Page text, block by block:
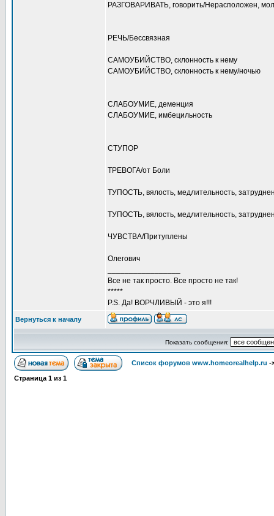
РАЗГОВАРИВАТЬ, говорить/Нерасположен,
РЕЧЬ/Бессвязная
САМОУБИЙСТВО, склонность к нему
САМОУБИЙСТВО, склонность к нему/ночью
СЛАБОУМИЕ, деменция
СЛАБОУМИЕ, имбецильность
СТУПОР
ТРЕВОГА/от Боли
ТУПОСТЬ, вялость, медлительность,
ТУПОСТЬ, вялость, медлительность,
ЧУВСТВА/Притуплены
Олегович
Все не так просто. Все просто не так!
*****
P.S. Да! ВОРЧЛИВЫЙ - это я!!!
Вернуться к началу
Показать сообщения:
Список форумов www.homeorealhelp.ru -
Страница 1 из 1